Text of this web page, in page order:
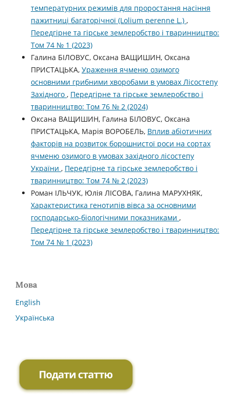
температурних режимів для проростання насіння
пажитниці багаторічної (Lolium perenne L.) ,
Передгірне та гірське землеробство і тваринництво:
Том 74 № 1 (2023)
Галина БІЛОВУС, Оксана ВАЩИШИН, Оксана
ПРИСТАЦЬКА, Ураження ячменю озимого
основними грибними хворобами в умовах Лісостепу
Західного , Передгірне та гірське землеробство і
тваринництво: Том 76 № 2 (2024)
Оксана ВАЩИШИН, Галина БІЛОВУС, Оксана
ПРИСТАЦЬКА, Марія ВОРОБЕЛЬ, Вплив абіотичних
факторів на розвиток борошнистої роси на сортах
ячменю озимого в умовах західного лісостепу
України , Передгірне та гірське землеробство і
тваринництво: Том 74 № 2 (2023)
Роман ІЛЬЧУК, Юлія ЛІСОВА, Галина МАРУХНЯК,
Характеристика генотипів вівса за основними
господарсько-біологічними показниками ,
Передгірне та гірське землеробство і тваринництво:
Том 74 № 1 (2023)
Мова
English
Українська